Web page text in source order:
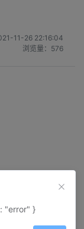
11-26 22:16:04
浏览量： 576
"error" }